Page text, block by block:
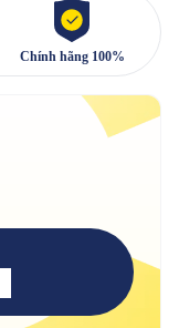
Chính hãng 100%